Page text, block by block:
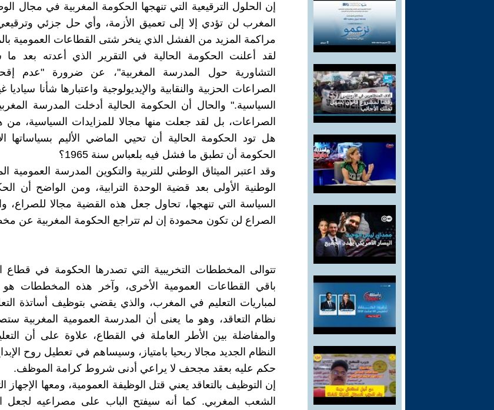
إن الحلول الترقيعية التي تنهجها الحكومة المغربية في مجال
المغرب لن تؤدي إلا إلى تعميق الأزمة، وأي حل جزئي
مراكمة المزيد من الفشل الذي ينخر شتى القطاعات العمومية
لقد أعلنت الحكومة الحالية في التقرير الذي أعدته بعد
التشاورية حول المدرسة المغربية"، عن ضرورة "عدم
الصراعات الحزبية والنقابية والإيديولوجية واعتبارها شأنا
السياسية." والحال أن الحكومة الحالية أدخلت المدرسة
الصراعات، بل لقد جعلت منها مجالا للمزايدات السياسية، من
هل تود الحكومة الحالية أن تحيي الماضي الأليم بسياساتها
الحكومة أن تطبق ما فشل فيه بلعباس سنة 1965؟
وقد اعتبر الميثاق الوطني للتربية والتكوين المدرسة العمومية
الوطنية الأولى بعد قضية الوحدة الترابية، ومن الواضح أن
السياسة التي تنهجها، تحاول جعل هذه القضية مجالا للصراع،
الصراع لن تكون محمودة إن لم تتراجع الحكومة المغربية عن
تتوالى المخططات التخريبية التي تصدرها الحكومة في قطاع
باقي القطاعات العمومية الأخرى، وآخر هذه المخططات
لمباريات التعليم في المغرب، والذي يقضي بتوظيف أساتذة
نظام التعاقد، وهو ما يعنى أن المدرسة العمومية المغربية
والمفاضلة بين الأطر العاملة في القطاع، علاوة على أن
النظام الجديد مجالا ربحيا بامتياز، وسيساهم في تعطيل روح
حكم عليه بعقد مجحف لا يراعي أدنى شروط كرامة الموظف.
إن التوظيف بالتعاقد يعني قتل الوظيفة العمومية، ومعها
الشعب المغربي. كما أنه سيفتح الباب على مصراعيه لجعل